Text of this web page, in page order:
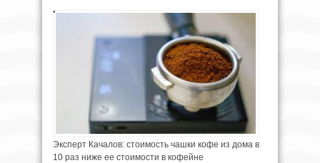
Эксперт Качалов: стоимость чашки кофе из дома в
10 раз ниже ее стоимости в кофейне